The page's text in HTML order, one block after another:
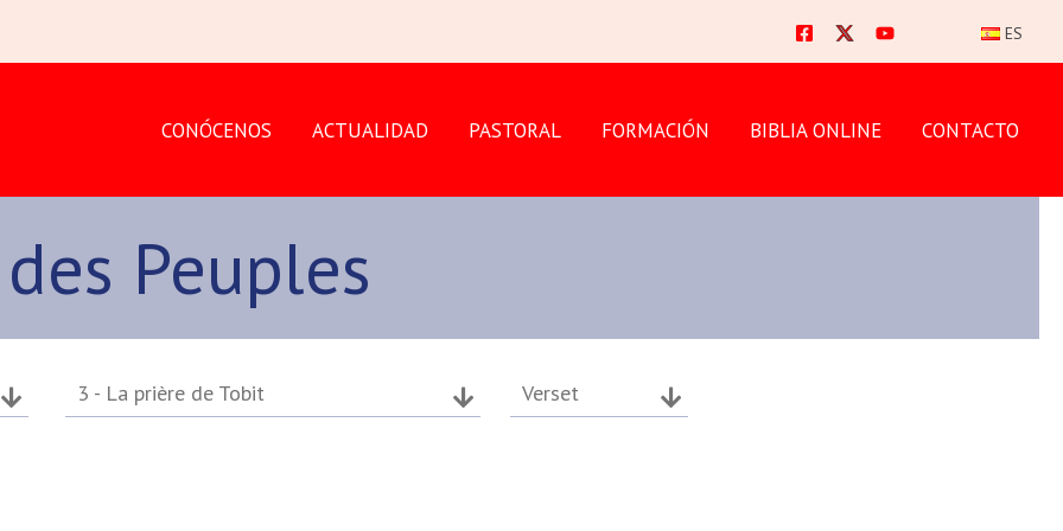
ES
CONÓCENOS ACTUALIDAD PASTORAL FORMACIÓN BIBLIA ONLINE CONTACTO
Peuples
3 - La prière de Tobit Verset